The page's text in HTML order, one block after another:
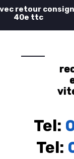
retour
40e ttc
Tel:
Tel: